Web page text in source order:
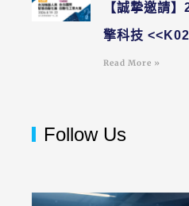
【誠摯邀請
擎科技
Read More »
Follow Us